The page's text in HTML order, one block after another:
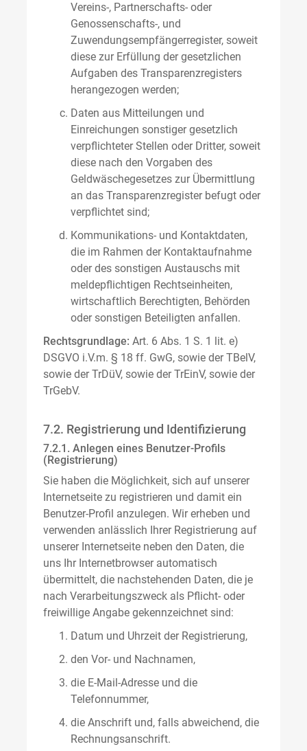
Vereins-, Partnerschafts- oder
Genossenschafts-, und
Zuwendungsempfängerregister, soweit
diese zur Erfüllung der gesetzlichen
Aufgaben des Transparenzregisters
herangezogen werden;
Daten aus Mitteilungen und
Einreichungen sonstiger gesetzlich
verpflichteter Stellen oder Dritter, soweit
diese nach den Vorgaben des
Geldwäschegesetzes zur Übermittlung
an das Transparenzregister befugt oder
verpflichtet sind;
Kommunikations- und Kontaktdaten,
die im Rahmen der Kontaktaufnahme
oder des sonstigen Austauschs mit
meldepflichtigen Rechtseinheiten,
wirtschaftlich Berechtigten, Behörden
oder sonstigen Beteiligten anfallen.
Rechtsgrundlage: Art. 6 Abs. 1 S. 1 lit. e)
DSGVO i.V.m. § 18 ff. GwG, sowie der TBelV,
sowie der TrDüV, sowie der TrEinV, sowie der
TrGebV.
7.2. Registrierung und Identifizierung
7.2.1. Anlegen eines Benutzer-Profils
(Registrierung)
Sie haben die Möglichkeit, sich auf unserer
Internetseite zu registrieren und damit ein
Benutzer-Profil anzulegen. Wir erheben und
verwenden anlässlich Ihrer Registrierung auf
unserer Internetseite neben den Daten, die
uns Ihr Internetbrowser automatisch
übermittelt, die nachstehenden Daten, die je
nach Verarbeitungszweck als Pflicht- oder
freiwillige Angabe gekennzeichnet sind:
Datum und Uhrzeit der Registrierung,
den Vor- und Nachnamen,
die E-Mail-Adresse und die
Telefonnummer,
die Anschrift und, falls abweichend, die
Rechnungsanschrift.